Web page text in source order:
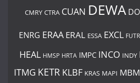
CMRY CTRA CUAN DEWA
ENRG ERAA ERAL ESSA EXCL FUTR
HEAL HMSP HRTA IMPC INCO INDY
ITMG KETR KLBF KRAS MAPI